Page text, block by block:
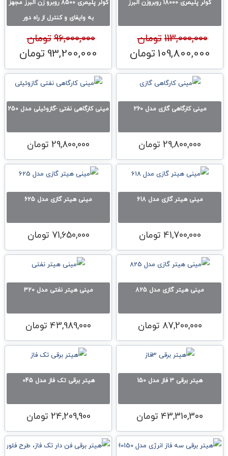
کولر پلیمری 18000 روبروزن البرز
113,000,000تومان
قیمت اصلی 113,000,000تومان بود.
109,800,000تومان قیمت فعلی 109,800,000تومان است.
کولر پلیمری 8500 روبرو زن البرز مجهز
به وایفای و کنترل از راه دور
96,000,000تومان
قیمت اصلی 96,000,000تومان بود.
93,200,000 تومانقیمت فعلی
مینی کارگاهی گازی مدل 260
29,800,000 تومان
مینی کارگاهی نفتی -گازوئیلی مدل 250
29,800,000 تومان
مینی هیتر گازی مدل 618
41,700,000 تومان
مینی هیتر گازی مدل 625
71,650,000 تومان
مینی هیتر گازی مدل 825
87,200,000 تومان
مینی هیتر نفتی مدل 320
43,989,000 تومان
هیتر برقی 3 فاز مدل 150
43,310,300 تومان
هیتر برقی تک فاز مدل 045
24,209,900 تومان